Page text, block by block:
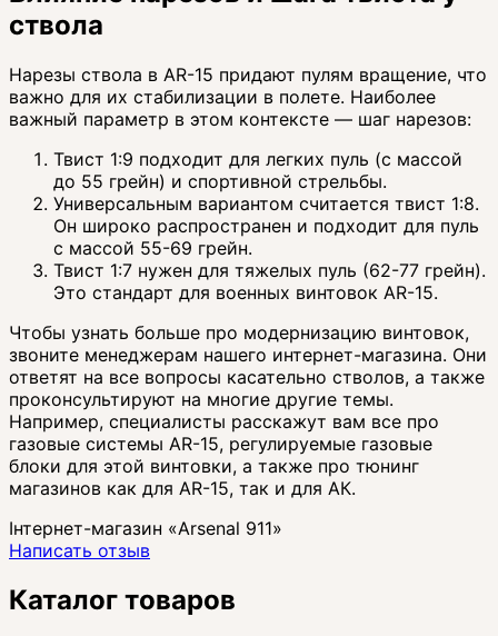
ствола
Нарезы ствола в AR-15 придают пулям вращение, что
важно для их стабилизации в полете. Наиболее
важный параметр в этом контексте — шаг нарезов:
Твист 1:9 подходит для легких пуль (с массой
до 55 грейн) и спортивной стрельбы.
Универсальным вариантом считается твист 1:8.
Он широко распространен и подходит для пуль
с массой 55-69 грейн.
Твист 1:7 нужен для тяжелых пуль (62-77 грейн).
Это стандарт для военных винтовок AR-15.
Чтобы узнать больше про модернизацию винтовок,
звоните менеджерам нашего интернет-магазина. Они
ответят на все вопросы касательно стволов, а также
проконсультируют на многие другие темы.
Например, специалисты расскажут вам все про
газовые системы AR-15, регулируемые газовые
блоки для этой винтовки, а также про тюнинг
магазинов как для AR-15, так и для АК.
Інтернет-магазин «Arsenal 911»
Написать отзыв
Каталог товаров